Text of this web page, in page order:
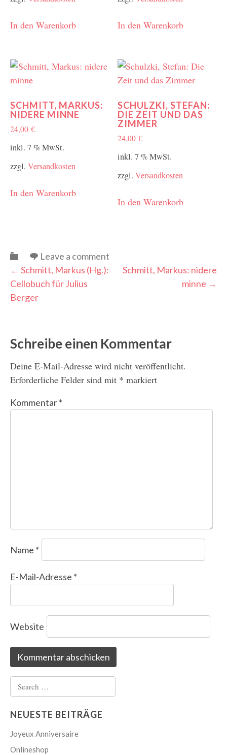
In den Warenkorb In den Warenkorb
SCHMITT, MARKUS:
NIDERE MINNE
24,00 €
inkl. 7 % MwSt.
zzgl. Versandkosten
In den Warenkorb
SCHULZKI, STEFAN:
DIE ZEIT UND DAS
ZIMMER
24,00€
inkl. 7 % MwSt.
zzgl.Versandkosten
In den Warenkorb
Categories
Leave a comment
Post
navigation
← Schmitt, Markus (Hg.):
Cellobuch für Julius
Berger
Schmitt, Markus: nidere
minne →
Schreibe einen Kommentar
Deine E-Mail-Adresse wird nicht veröffentlicht.
Erforderliche Felder sind mit * markiert
Kommentar*
Name *
E-Mail-Adresse *
Website
for:
NEUESTE BEITRÄGE
Joyeux Anniversaire
Onlineshop